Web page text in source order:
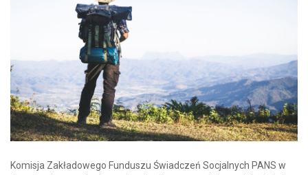
Komisja Zakładowego Funduszu Świadczeń Socjalnych PANS w